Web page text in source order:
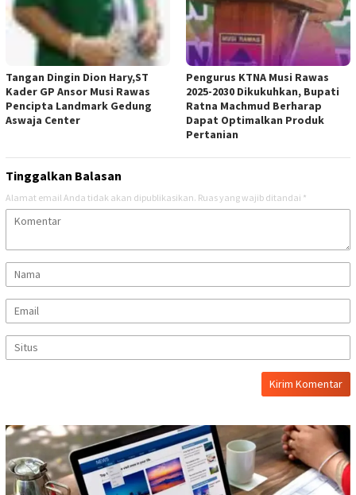
Tangan Dingin Dion Hary,ST
Kader GP Ansor Musi Rawas
Pencipta Landmark Gedung
Aswaja Center
Pengurus KTNA Musi Rawas
2025-2030 Dikukuhkan, Bupati
Ratna Machmud Berharap
Dapat Optimalkan Produk
Pertanian
Tinggalkan Balasan
Alamat email Anda tidak akan dipublikasikan. Ruas yang wajib ditandai *